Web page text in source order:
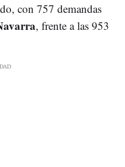
con 757 demandas
, frente a las 953